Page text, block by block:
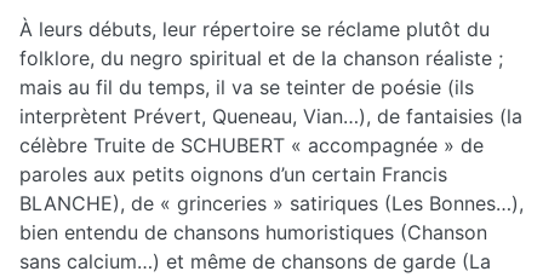
À leurs débuts, leur répertoire se réclame plutôt du
folklore, du negro spiritual et de la chanson réaliste ;
mais au fil du temps, il va se teinter de poésie (ils
interprètent Prévert, Queneau, Vian…), de fantaisies (la
célèbre Truite de SCHUBERT « accompagnée » de
paroles aux petits oignons d’un certain Francis
BLANCHE), de « grinceries » satiriques (Les Bonnes…),
bien entendu de chansons humoristiques (Chanson
sans calcium…) et même de chansons de garde (La